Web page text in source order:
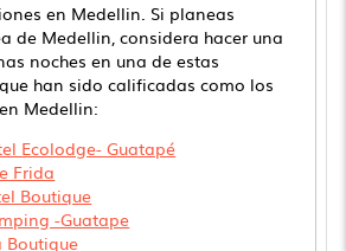
en Medellin. Si planeas
de Medellin, considera hacer una
noches en una de estas
han sido calificadas como los
Medellin:
Ecolodge- Guatapé
Frida
Boutique
-Guatape
Boutique